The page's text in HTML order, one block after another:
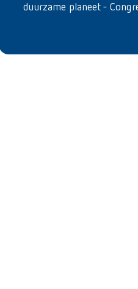
duurzame planeet -